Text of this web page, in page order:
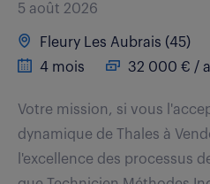
5 août 2026
Fleury Les Aubrais (45)
4 mois
32 000 € /
Votre mission, si vous
dynamique de Thales à
l'excellence des processus